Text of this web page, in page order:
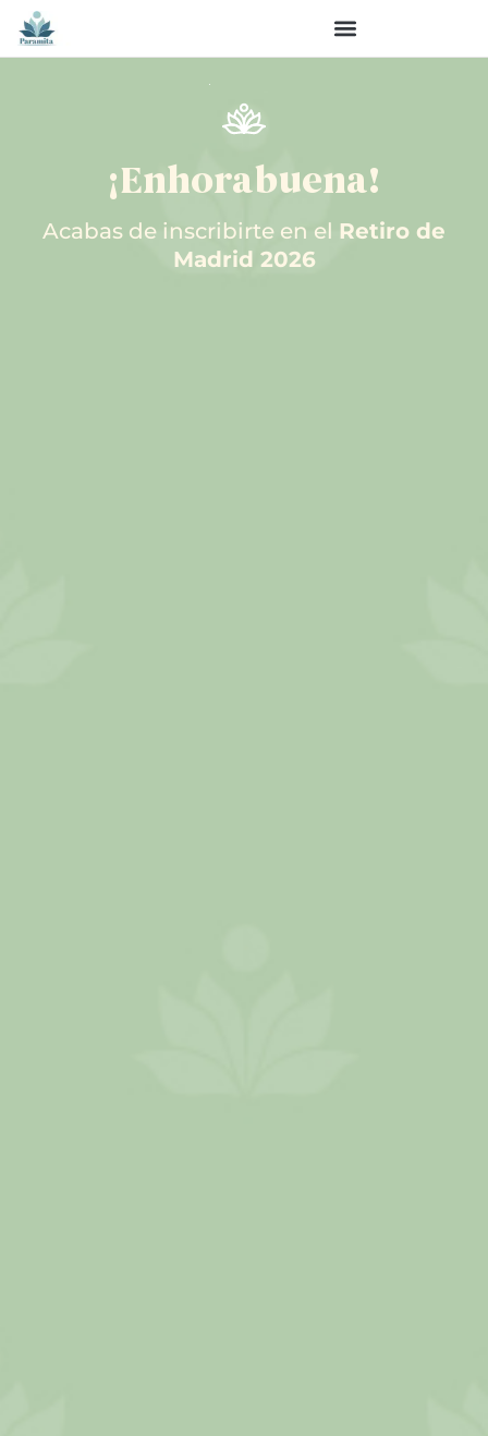
¡Enhorabuena!
Acabas de inscribirte en el Retiro de
Madrid 2026